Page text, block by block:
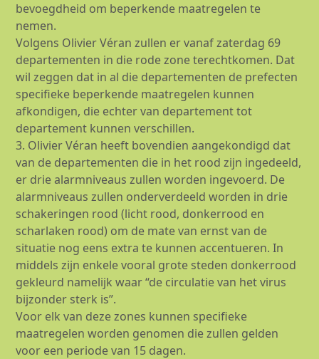
bevoegdheid om beperkende maatregelen te
nemen.
Volgens Olivier Véran zullen er vanaf zaterdag 69
departementen in die rode zone terechtkomen. Dat
wil zeggen dat in al die departementen de prefecten
specifieke beperkende maatregelen kunnen
afkondigen, die echter van departement tot
departement kunnen verschillen.
3. Olivier Véran heeft bovendien aangekondigd dat
van de departementen die in het rood zijn ingedeeld,
er drie alarmniveaus zullen worden ingevoerd. De
alarmniveaus zullen onderverdeeld worden in drie
schakeringen rood (licht rood, donkerrood en
scharlaken rood) om de mate van ernst van de
situatie nog eens extra te kunnen accentueren. In
middels zijn enkele vooral grote steden donkerrood
gekleurd namelijk waar “de circulatie van het virus
bijzonder sterk is”.
Voor elk van deze zones kunnen specifieke
maatregelen worden genomen die zullen gelden
voor een periode van 15 dagen.